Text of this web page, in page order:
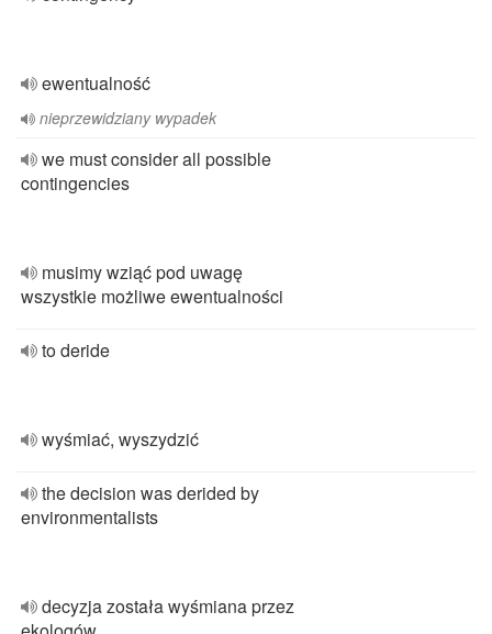
ewentualność
nieprzewidziany wypadek
we must consider all possible
contingencies
musimy wziąć pod uwagę
wszystkie możliwe ewentualności
to deride
wyśmiać, wyszydzić
the decision was derided by
environmentalists
decyzja została wyśmiana przez